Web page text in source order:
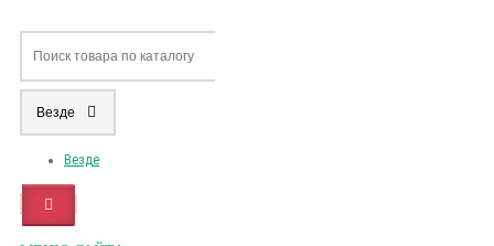
Везде
Везде